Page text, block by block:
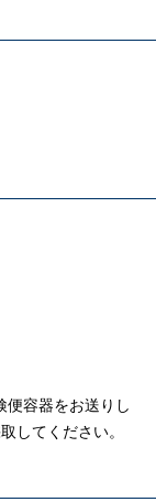
便容器をお送りし
してください。